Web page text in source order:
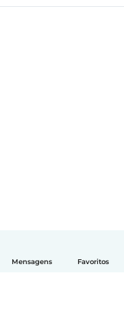
Mensagens Favoritos